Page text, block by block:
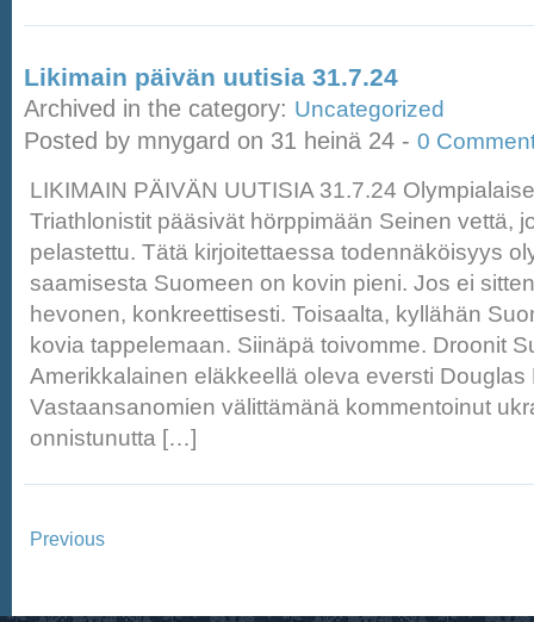
Likimain päivän uutisia 31.7.24
Archived in the category: Uncategorized
Posted by mnygard on 31 heinä 24 - 0
LIKIMAIN PÄIVÄN UUTISIA 31.7.24
Triathlonistit pääsivät hörppimään Seinen vettä,
pelastettu. Tätä kirjoitettaessa todennäköisyys
saamisesta Suomeen on kovin pieni. Jos ei
hevonen, konkreettisesti. Toisaalta, kyllähän
kovia tappelemaan. Siinäpä toivomme. Droonit
Amerikkalainen eläkkeellä oleva eversti Douglas
Vastaansanomien välittämänä kommentoinut
onnistunutta […]
Previous